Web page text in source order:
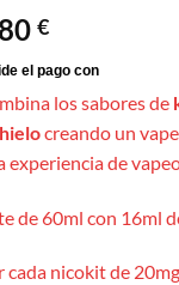
€
los sabores de
hielocreando un
experiencia de
de 60ml con 16ml
cada nicokit de